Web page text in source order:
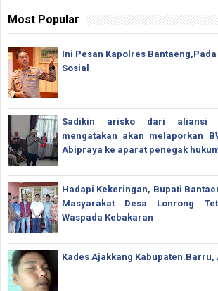
Most Popular
Ini Pesan Kapolres
Sosial
Sadikin arisko dari aliansi
mengatakan akan melaporkan
Abipraya ke aparat penegak
Hadapi Kekeringan, Bupati
Masyarakat Desa Lonrong
Waspada Kebakaran
Kades Ajakkang Kabupaten.Barru,